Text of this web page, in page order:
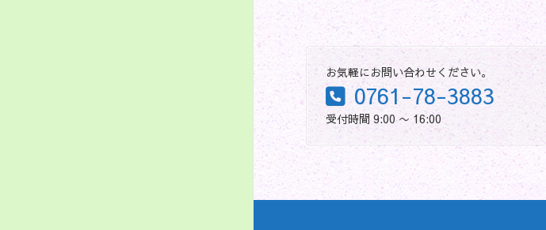
お気軽にお問い合わせください。
0761-78-3883
受付時間 9:00 〜 16:00